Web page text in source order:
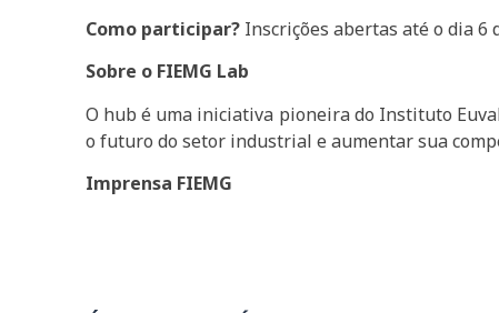
Como participar? Inscrições abertas até o dia 6
Sobre o FIEMG Lab
O hub é uma iniciativa pioneira do Instituto
o futuro do setor industrial e aumentar sua
Imprensa FIEMG